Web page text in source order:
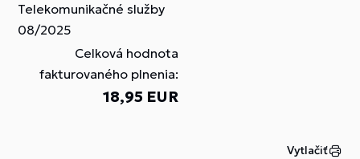
Telekomunikačné služby
08/2025
Celková hodnota
fakturovaného plnenia:
18,95 EUR
Vytlačiť